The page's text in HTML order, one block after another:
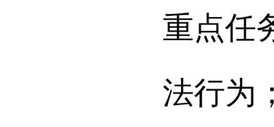
重点任
法行为